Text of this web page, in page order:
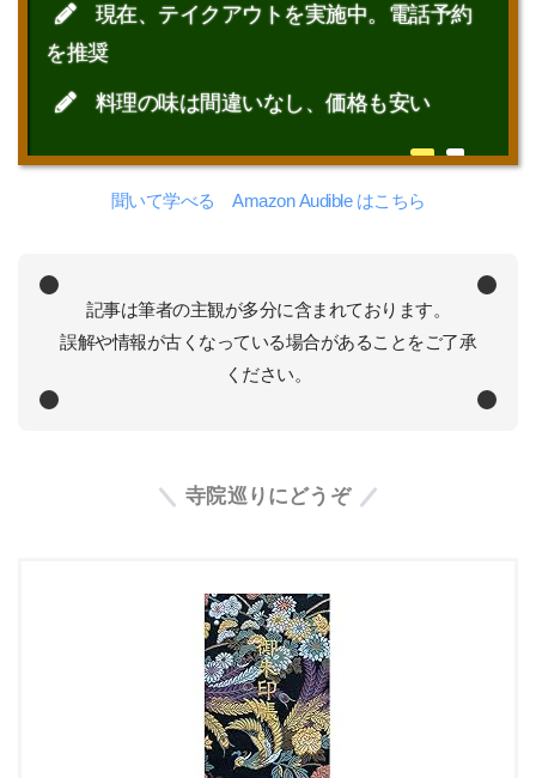
現在、テイクアウトを実施中。電話予約
を推奨
料理の味は間違いなし、価格も安い
聞いて学べる Amazon Audible はこちら
記事は筆者の主観が多分に含まれております。
誤解や情報が古くなっている場合があることをご了承
ください。
寺院巡りにどうぞ